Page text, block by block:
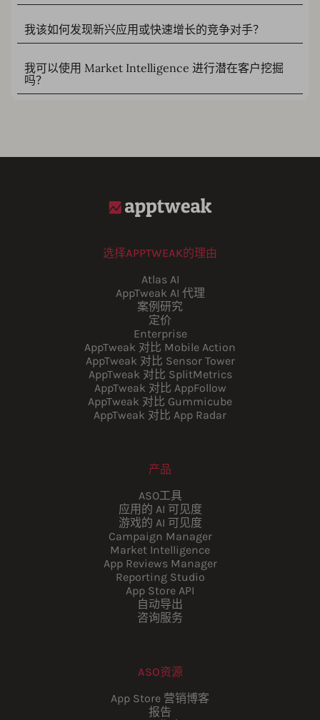
我该如何发现新兴应用或快速增长的竞争对手？
我可以使用 Market Intelligence 进行潜在客户挖掘
吗？
选择APPTWEAK的理由
Atlas AI
AppTweak AI 代理
案例研究
定价
Enterprise
AppTweak 对比 Mobile Action
AppTweak 对比 Sensor Tower
AppTweak 对比 SplitMetrics
AppTweak 对比 AppFollow
AppTweak 对比 Gummicube
AppTweak 对比 App Radar
产品
ASO工具
应用的 AI 可见度
游戏的 AI 可见度
Campaign Manager
Market Intelligence
App Reviews Manager
Reporting Studio
App Store API
自动导出
咨询服务
ASO资源
App Store 营销博客
报告